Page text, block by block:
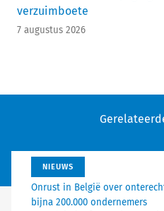
verzuimboete
7 augustus 2026
NIEUWS
Onrust in België over
bijna 200.000 ondernemers